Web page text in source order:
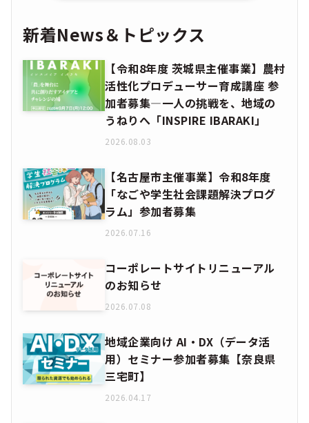
新着News＆トピックス
【令和8年度 茨城県主催事業】農村
活性化プロデューサー育成講座 参
加者募集―一人の挑戦を、地域の
うねりへ「INSPIRE IBARAKI」
2026.08.03
【名古屋市主催事業】令和8年度
「なごや学生社会課題解決プログ
ラム」参加者募集
2026.07.16
コーポレートサイトリニューアル
のお知らせ
2026.07.08
地域企業向け AI・DX（データ活
用）セミナー参加者募集【奈良県
三宅町】
2026.04.17